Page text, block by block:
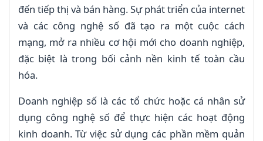
đến tiếp thị và bán hàng. Sự phát triển của internet
và các công nghệ số đã tạo ra một cuộc cách
mạng, mở ra nhiều cơ hội mới cho doanh nghiệp,
đặc biệt là trong bối cảnh nền kinh tế toàn cầu
hóa.
Doanh nghiệp số là các tổ chức hoặc cá nhân sử
dụng công nghệ số để thực hiện các hoạt động
kinh doanh. Từ việc sử dụng các phần mềm quản